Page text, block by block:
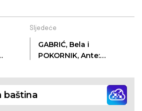
Sljedeće
GABRIĆ, Bela i
POKORNIK, Ante:
pisme
baština